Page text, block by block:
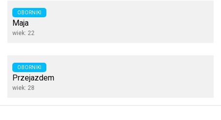
OBORNIKI
Maja
wiek: 22
OBORNIKI
Przejazdem
wiek: 28